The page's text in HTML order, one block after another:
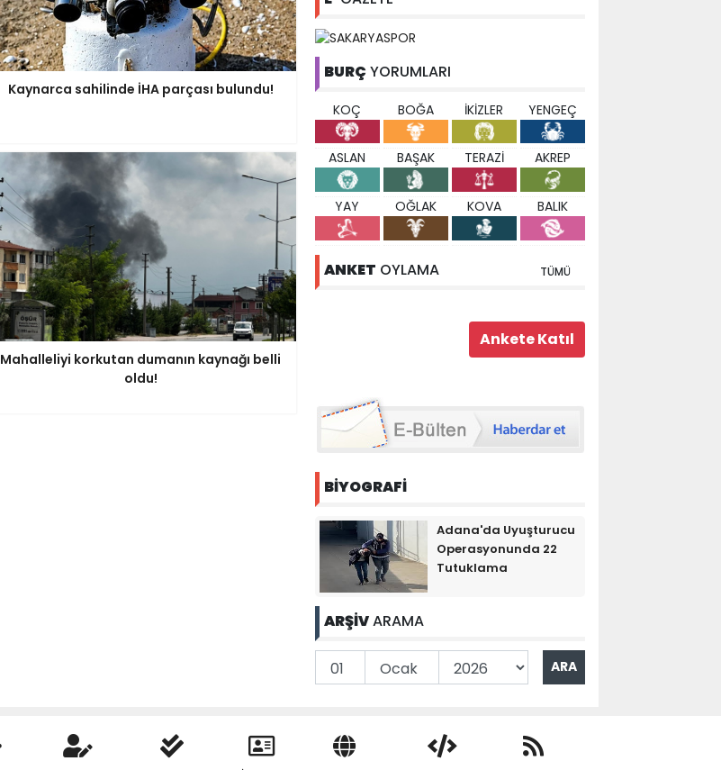
Kaynarca sahilinde İHA parçası bulundu!
Mahalleliyi korkutan dumanın kaynağı belli
oldu!
BURÇ YORUMLARI
KOÇ BOĞA İKİZLER YENGEÇ
ASLAN BAŞAK TERAZİ AKREP
YAY OĞLAK KOVA BALIK
ANKET OYLAMA TÜMÜ
BİYOGRAFİ
Adana'da Uyuşturucu
Operasyonunda 22
Tutuklama
ARŞİVARAMA